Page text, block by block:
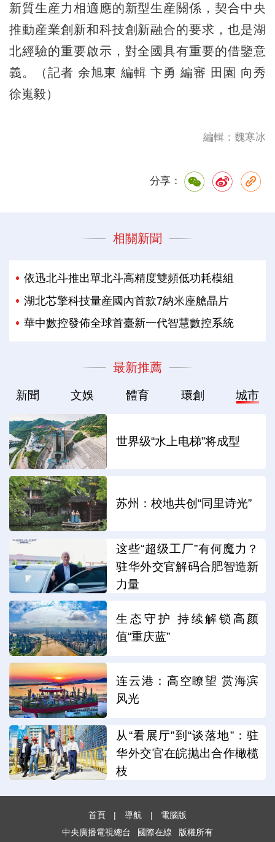
新質生産力相適應的新型生産關係，契合中央
推動産業創新和科技創新融合的要求，也是湖
北經驗的重要啟示，對全國具有重要的借鑒意
義。（記者 余旭東 編輯 卞勇 編審 田園 向秀
徐嵬毅）
編輯：魏寒冰
分享：
相關新聞
依迅北斗推出單北斗高精度雙頻低功耗模組
湖北芯擎科技量産國內首款7納米座艙晶片
華中數控發佈全球首臺新一代智慧數控系統
最新推薦
新聞 文娛 體育 環創 城市
世界级“水上电梯”将成型
苏州：校地共创“同里诗光”
这些“超级工厂”有何魔力？
驻华外交官解码合肥智造新
力量
生态守护 持续解锁高颜
值“重庆蓝”
连云港：高空瞭望 赏海滨
风光
从“看展厅”到“谈落地”：驻
华外交官在皖抛出合作橄榄
枝
首頁 | 導航 |
電腦版
中央廣播電視總台
國際在線 版權所有